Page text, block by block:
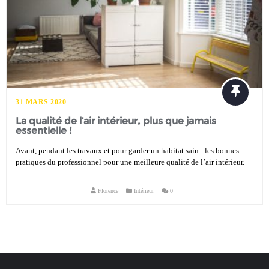
31 MARS 2020
La qualité de l’air intérieur, plus que jamais
essentielle !
Avant, pendant les travaux et pour garder un habitat sain : les bonnes
pratiques du professionnel pour une meilleure qualité de l’air intérieur.
Florence Intérieur 0